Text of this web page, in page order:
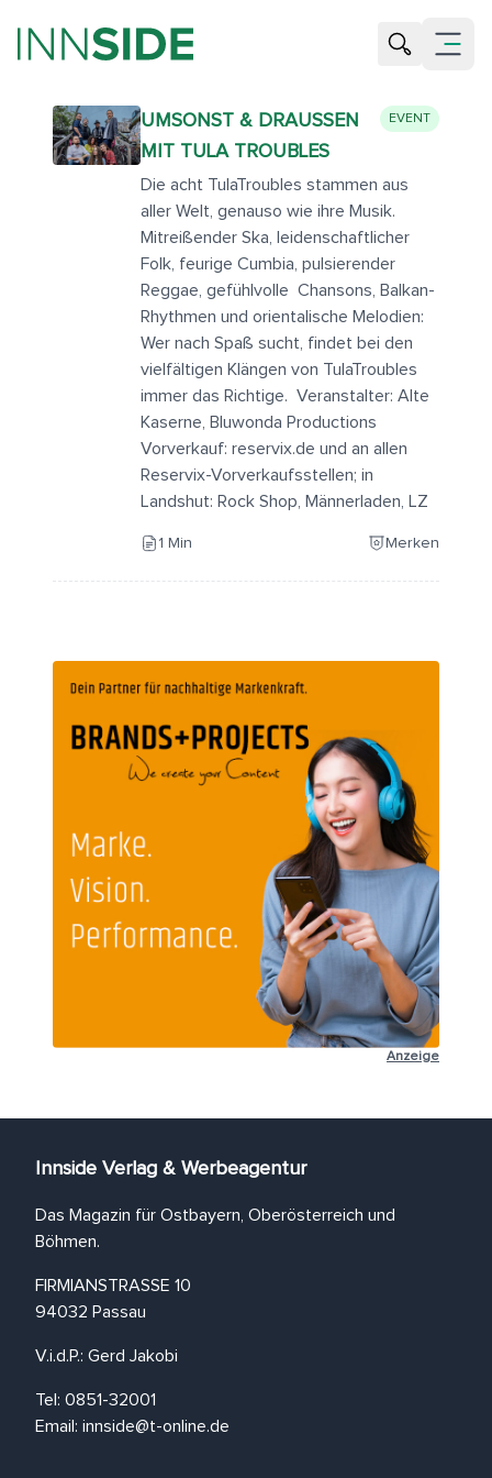
Suche
Menü
UMSONST & DRAUSSEN M
IT TULA TROUBLES
EVENT
Die acht TulaTroubles stammen aus
aller Welt, genauso wie ihre Musik.
Mitreißender Ska, leidenschaftlicher
Folk, feurige Cumbia, pulsierender
Reggae, gefühlvolle Chansons, Balkan-
Rhythmen und orientalische Melodien:
Wer nach Spaß sucht, findet bei den
vielfältigen Klängen von TulaTroubles
immer das Richtige. Veranstalter: Alte
Kaserne, Bluwonda Productions
Vorverkauf: reservix.de und an allen
Reservix-Vorverkaufsstellen; in
Landshut: Rock Shop, Männerladen, LZ
1 Min Merken
Anzeige
Innside Verlag & Werbeagentur
Das Magazin für Ostbayern, Oberösterreich und
Böhmen.
FIRMIANSTRASSE 10
94032 Passau
V.i.d.P.: Gerd Jakobi
Tel: 0851-32001
Email: innside@t-online.de